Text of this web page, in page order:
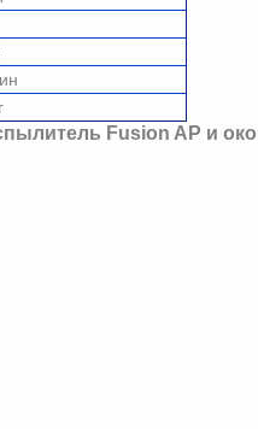
Fusion AP и